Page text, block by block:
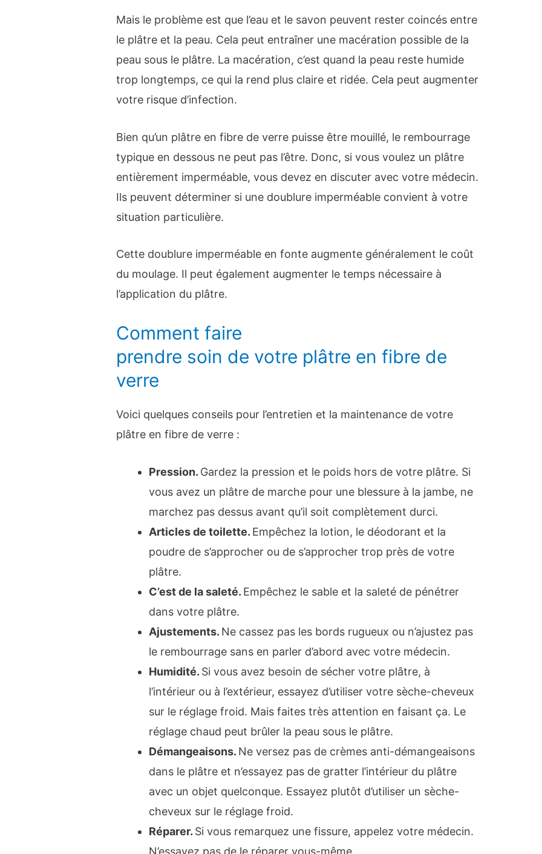
Mais le problème est que l’eau et le savon peuvent rester coincés entre
le plâtre et la peau. Cela peut entraîner une macération possible de la
peau sous le plâtre. La macération, c’est quand la peau reste humide
trop longtemps, ce qui la rend plus claire et ridée. Cela peut augmenter
votre risque d’infection.
Bien qu’un plâtre en fibre de verre puisse être mouillé, le rembourrage
typique en dessous ne peut pas l’être. Donc, si vous voulez un plâtre
entièrement imperméable, vous devez en discuter avec votre médecin.
Ils peuvent déterminer si une doublure imperméable convient à votre
situation particulière.
Cette doublure imperméable en fonte augmente généralement le coût
du moulage. Il peut également augmenter le temps nécessaire à
l’application du plâtre.
Comment faire
prendre soin de votre plâtre en fibre de
verre
Voici quelques conseils pour l’entretien et la maintenance de votre
plâtre en fibre de verre :
Pression. Gardez la pression et le poids hors de votre plâtre. Si
vous avez un plâtre de marche pour une blessure à la jambe, ne
marchez pas dessus avant qu’il soit complètement durci.
Articles de toilette. Empêchez la lotion, le déodorant et la
poudre de s’approcher ou de s’approcher trop près de votre
plâtre.
C’est de la saleté. Empêchez le sable et la saleté de pénétrer
dans votre plâtre.
Ajustements. Ne cassez pas les bords rugueux ou n’ajustez pas
le rembourrage sans en parler d’abord avec votre médecin.
Humidité. Si vous avez besoin de sécher votre plâtre, à
l’intérieur ou à l’extérieur, essayez d’utiliser votre sèche-cheveux
sur le réglage froid. Mais faites très attention en faisant ça. Le
réglage chaud peut brûler la peau sous le plâtre.
Démangeaisons. Ne versez pas de crèmes anti-démangeaisons
dans le plâtre et n’essayez pas de gratter l’intérieur du plâtre
avec un objet quelconque. Essayez plutôt d’utiliser un sèche-
cheveux sur le réglage froid.
Réparer. Si vous remarquez une fissure, appelez votre médecin.
N’essayez pas de le réparer vous-même.